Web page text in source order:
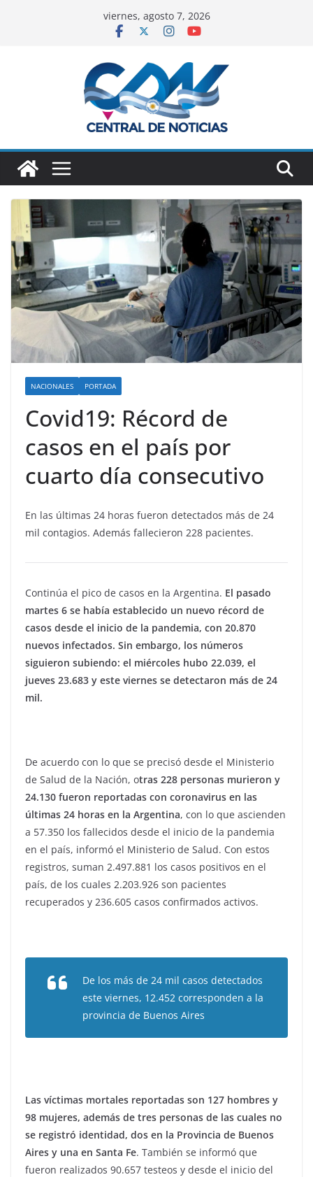
viernes, agosto 7, 2026
NACIONALES PORTADA
Covid19: Récord de
casos en el país por
cuarto día consecutivo
En las últimas 24 horas fueron detectados más de 24
mil contagios. Además fallecieron 228 pacientes.
Continúa el pico de casos en la Argentina. El pasado
martes 6 se había establecido un nuevo récord de
casos desde el inicio de la pandemia, con 20.870
nuevos infectados. Sin embargo, los números
siguieron subiendo: el miércoles hubo 22.039, el
jueves 23.683 y este viernes se detectaron más de 24
mil.
De acuerdo con lo que se precisó desde el Ministerio
de Salud de la Nación, otras 228 personas murieron y
24.130 fueron reportadas con coronavirus en las
últimas 24 horas en la Argentina, con lo que ascienden
a 57.350 los fallecidos desde el inicio de la pandemia
en el país, informó el Ministerio de Salud. Con estos
registros, suman 2.497.881 los casos positivos en el
país, de los cuales 2.203.926 son pacientes
recuperados y 236.605 casos confirmados activos.
De los más de 24 mil casos detectados
este viernes, 12.452 corresponden a la
provincia de Buenos Aires
Las víctimas mortales reportadas son 127 hombres y
98 mujeres, además de tres personas de las cuales no
se registró identidad, dos en la Provincia de Buenos
Aires y una en Santa Fe. También se informó que
fueron realizados 90.657 testeos y desde el inicio del